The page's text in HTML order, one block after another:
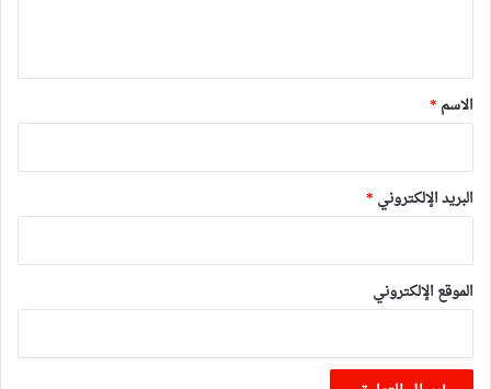
*
الاسم *
البريد الإلكتروني *
الموقع الإلكتروني